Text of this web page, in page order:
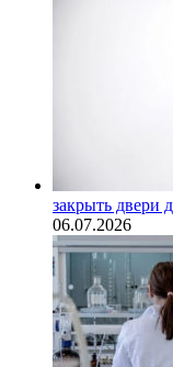
закрыть двери
06.07.2026